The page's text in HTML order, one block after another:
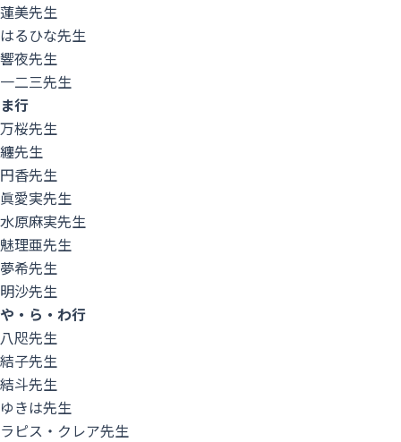
蓮美先生
はるひな先生
響夜先生
一二三先生
ま行
万桜先生
纏先生
円香先生
眞愛実先生
水原麻実先生
魅理亜先生
夢希先生
明沙先生
や・ら・わ行
八咫先生
結子先生
結斗先生
ゆきは先生
ラピス・クレア先生